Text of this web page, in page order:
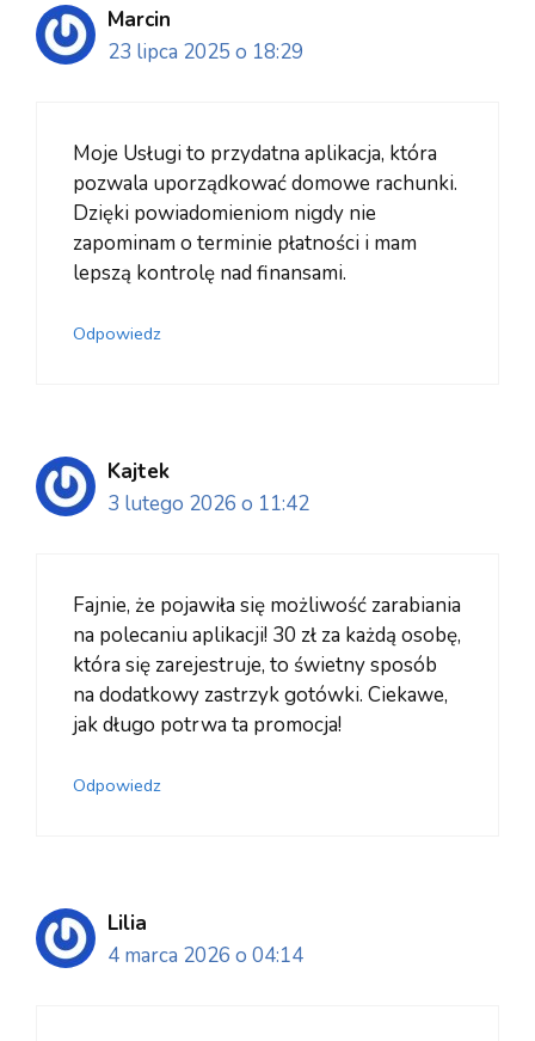
Marcin
23 lipca 2025 o 18:29
Moje Usługi to przydatna aplikacja, która
pozwala uporządkować domowe rachunki.
Dzięki powiadomieniom nigdy nie
zapominam o terminie płatności i mam
lepszą kontrolę nad finansami.
Odpowiedz
Kajtek
3 lutego 2026 o 11:42
Fajnie, że pojawiła się możliwość zarabiania
na polecaniu aplikacji! 30 zł za każdą osobę,
która się zarejestruje, to świetny sposób
na dodatkowy zastrzyk gotówki. Ciekawe,
jak długo potrwa ta promocja!
Odpowiedz
Lilia
4 marca 2026 o 04:14